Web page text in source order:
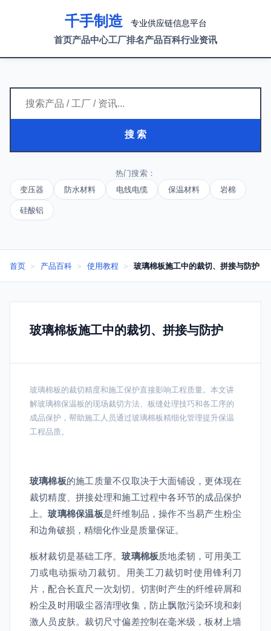
千手制造 专业供应链信息平台
首页产品中心工厂排名产品百科行业资讯
搜 索
热门搜索：
变压器
防水材料 电线电缆 保温材料 岩棉
硅酸铝
首页 > 产品百科 > 使用教程 > 玻璃棉板施工中的裁切、拼接与防护
玻璃棉板施工中的裁切、拼接与防护
玻璃棉板的裁切精度和施工保护直接影响工程质量。本文讲
解玻璃棉保温板的现场裁切方法、板缝处理技巧和各工序的
成品保护，帮助施工人员通过玻璃棉板精细化管理提升保温
工程品质。
玻璃棉板的施工质量不仅取决于大面铺设，更体现在
裁切精度、拼接处理和施工过程中各环节的成品保护
上。玻璃棉保温板是纤维制品，操作不当易产生粉尘
和边角破损，精细化作业是质量保证。
板材裁切是基础工序。玻璃棉板质地柔韧，可用美工
刀或电动振动刀裁切。用美工刀裁切时使用锋利刀
片，配合长直尺一次划切。切割时产生的纤维碎屑和
粉尘及时用吸尘器清理收集，防止飘散污染环境和刺
激人员皮肤。裁切尺寸偏差控制在毫米级，板材上墙